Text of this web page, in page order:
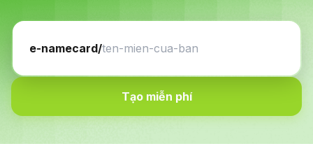
e-namecard/
Tạo miễn phí